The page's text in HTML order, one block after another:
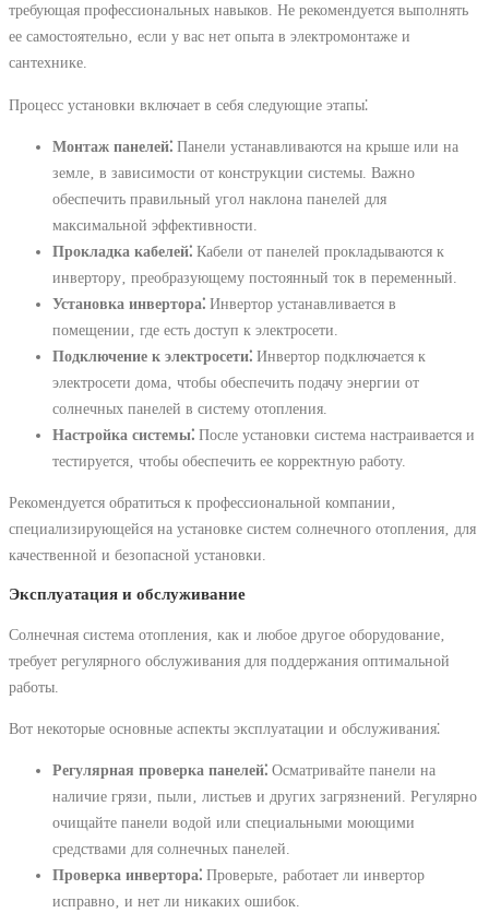
требующая профессиональных навыков. Не рекомендуется выполнять
ее самостоятельно‚ если у вас нет опыта в электромонтаже и
сантехнике.
Процесс установки включает в себя следующие этапы⁚
Монтаж панелей⁚ Панели устанавливаются на крыше или на
земле‚ в зависимости от конструкции системы. Важно
обеспечить правильный угол наклона панелей для
максимальной эффективности.
Прокладка кабелей⁚ Кабели от панелей прокладываются к
инвертору‚ преобразующему постоянный ток в переменный.
Установка инвертора⁚ Инвертор устанавливается в
помещении‚ где есть доступ к электросети.
Подключение к электросети⁚ Инвертор подключается к
электросети дома‚ чтобы обеспечить подачу энергии от
солнечных панелей в систему отопления.
Настройка системы⁚ После установки система настраивается и
тестируется‚ чтобы обеспечить ее корректную работу.
Рекомендуется обратиться к профессиональной компании‚
специализирующейся на установке систем солнечного отопления‚ для
качественной и безопасной установки.
Эксплуатация и обслуживание
Солнечная система отопления‚ как и любое другое оборудование‚
требует регулярного обслуживания для поддержания оптимальной
работы.
Вот некоторые основные аспекты эксплуатации и обслуживания⁚
Регулярная проверка панелей⁚ Осматривайте панели на
наличие грязи‚ пыли‚ листьев и других загрязнений. Регулярно
очищайте панели водой или специальными моющими
средствами для солнечных панелей.
Проверка инвертора⁚ Проверьте‚ работает ли инвертор
исправно‚ и нет ли никаких ошибок.